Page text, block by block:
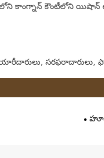
కాంగ్నాన్ కౌంటీలోని యిషాన్
సరఫరాదారులు,